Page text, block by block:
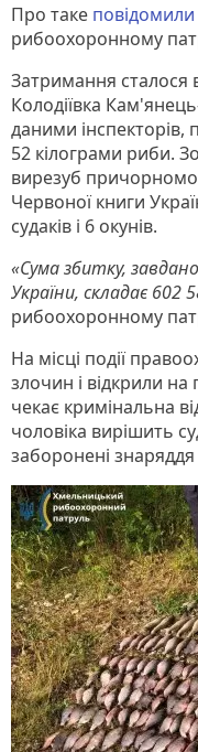
Про таке повідомили
рибоохоронному
Затримання сталося
Колодіївка
даними
52 кілограми риби.
вирезуб
Червоної книги
судаків і 6 окунів.
«Сума збитку,
України, складає 602
рибоохоронному
На місці події
злочин і відкрили
чекає кримінальна
чоловіка вирішить
заборонені